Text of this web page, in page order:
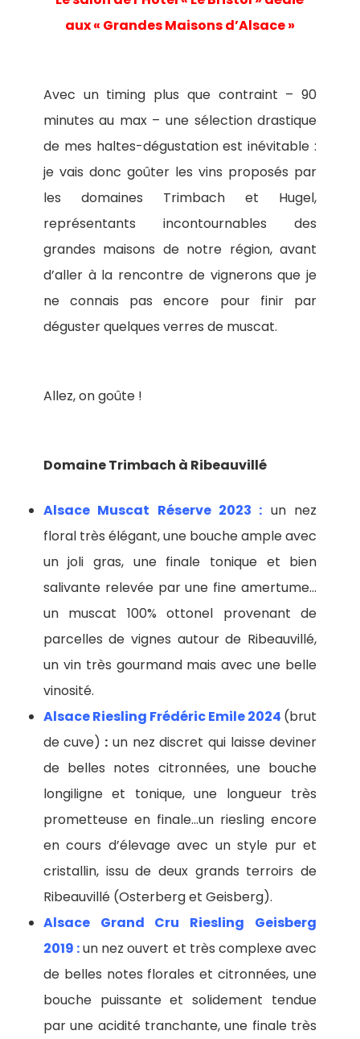
aux « Grandes Maisons d’Alsace »
Avec un timing plus que contraint – 90
minutes au max – une sélection drastique
de mes haltes-dégustation est inévitable :
je vais donc goûter les vins proposés par
les domaines Trimbach et Hugel,
représentants incontournables des
grandes maisons de notre région, avant
d’aller à la rencontre de vignerons que je
ne connais pas encore pour finir par
déguster quelques verres de muscat.
Allez, on goûte !
Domaine Trimbach à Ribeauvillé
Alsace Muscat Réserve 2023 : un nez
floral très élégant, une bouche ample avec
un joli gras, une finale tonique et bien
salivante relevée par une fine amertume…
un muscat 100% ottonel provenant de
parcelles de vignes autour de Ribeauvillé,
un vin très gourmand mais avec une belle
vinosité.
Alsace Riesling Frédéric Emile 2024 (brut
de cuve) : un nez discret qui laisse deviner
de belles notes citronnées, une bouche
longiligne et tonique, une longueur très
prometteuse en finale…un riesling encore
en cours d’élevage avec un style pur et
cristallin, issu de deux grands terroirs de
Ribeauvillé (Osterberg et Geisberg).
Alsace Grand Cru Riesling Geisberg
2019 :un nez ouvert et très complexe avec
de belles notes florales et citronnées, une
bouche puissante et solidement tendue
par une acidité tranchante, une finale très